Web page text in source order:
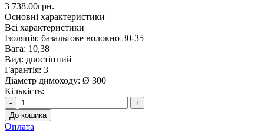
3 738.00грн.
Основні характеристики
Всі характеристики
Ізоляція: базальтове волокно 30-35
Вага: 10,38
Вид: двостінний
Гарантія: 3
Діаметр димоходу: Ø 300
Кількість:
-
+
До кошика
Оплата